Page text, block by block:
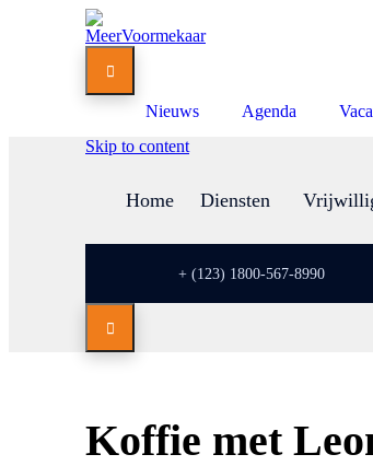

Nieuws Agenda
Skip to content
Home Diensten
+ (123) 1800-567-8990

Koffie met